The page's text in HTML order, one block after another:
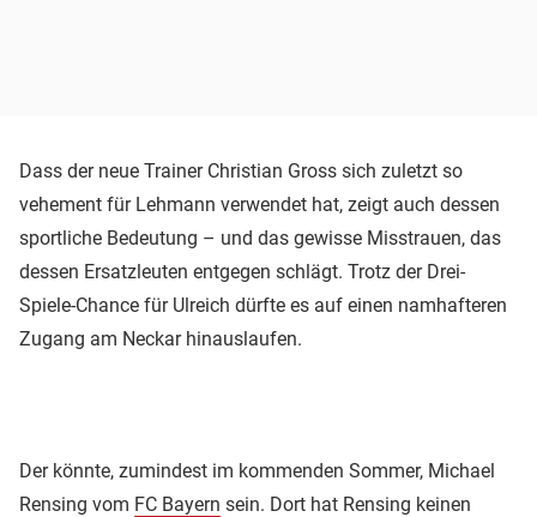
Dass der neue Trainer Christian Gross sich zuletzt so
vehement für Lehmann verwendet hat, zeigt auch dessen
sportliche Bedeutung – und das gewisse Misstrauen, das
dessen Ersatzleuten entgegen schlägt. Trotz der Drei-
Spiele-Chance für Ulreich dürfte es auf einen namhafteren
Zugang am Neckar hinauslaufen.
Der könnte, zumindest im kommenden Sommer, Michael
Rensing vom FC Bayern sein. Dort hat Rensing keinen